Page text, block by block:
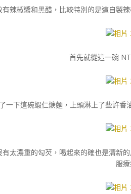
有辣椒醬和黑醋，比較特別的是這自製
首先就從這一碗
一下這碗蝦仁焿麵，上頭淋上了些許香
太濃重的勾芡，喝起來的確也是清新
服